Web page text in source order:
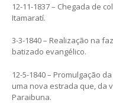
12-11-1837 – Chegada de
Itamaratí.
3-3-1840 – Realização na
batizado evangélico.
12-5-1840 – Promulgação
uma nova estrada que, da
Paraibuna.